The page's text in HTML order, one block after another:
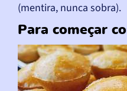
(mentira, nunca sobra).
Para começar